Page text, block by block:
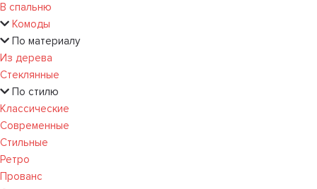
В спальню
Комоды
По материалу
Из дерева
Стеклянные
По стилю
Классические
Современные
Стильные
Ретро
Прованс